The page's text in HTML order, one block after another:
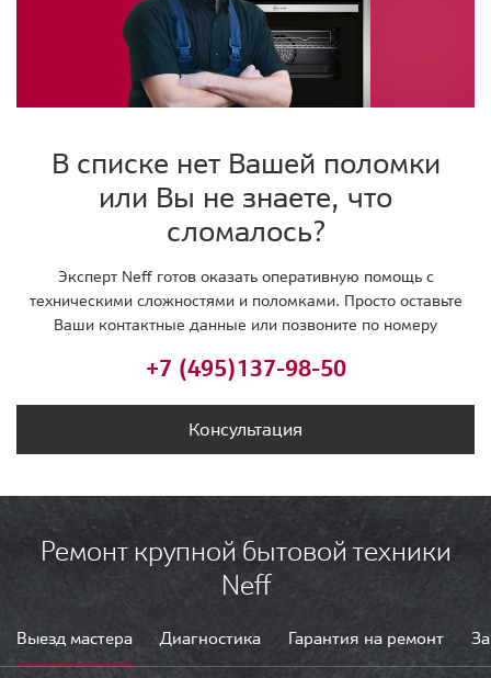
В списке нет Вашей поломки
или Вы не знаете, что
сломалось?
Эксперт Neff готов оказать оперативную помощь с
техническими сложностями и поломками. Просто оставьте
Ваши контактные данные или позвоните по номеру
+7 (495)137-98-50
Консультация
Ремонт крупной бытовой техники
Neff
Выезд мастера Диагностика Гарантия на ремонт